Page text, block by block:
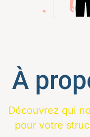
À
Découvrez qui
pour votre